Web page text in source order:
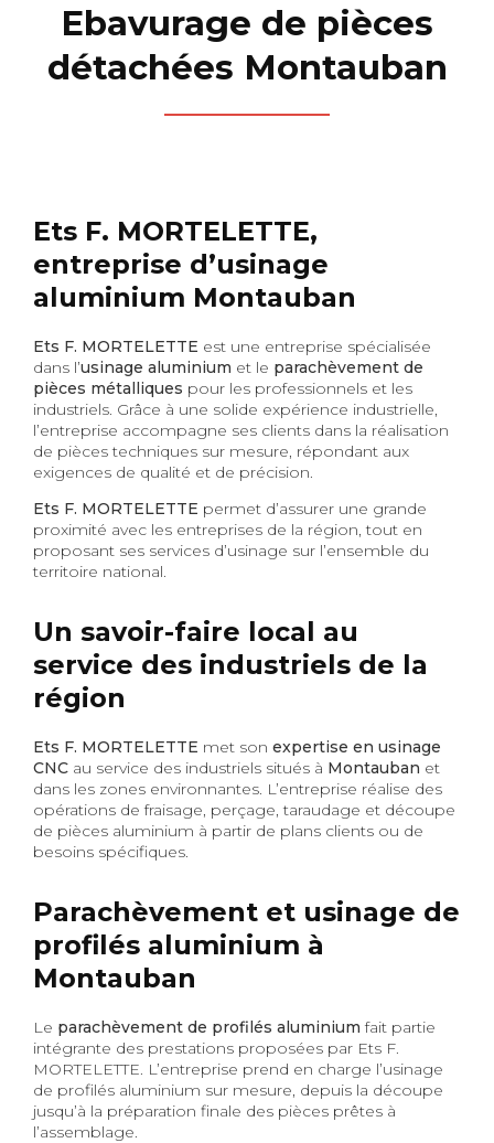
Ebavurage de pièces
détachées Montauban
Ets F. MORTELETTE,
entreprise d’usinage
aluminium Montauban
Ets F. MORTELETTE est une entreprise spécialisée
dans l’usinage aluminium et le parachèvement de
pièces métalliques pour les professionnels et les
industriels. Grâce à une solide expérience industrielle,
l’entreprise accompagne ses clients dans la réalisation
de pièces techniques sur mesure, répondant aux
exigences de qualité et de précision.
Ets F. MORTELETTE permet d’assurer une grande
proximité avec les entreprises de la région, tout en
proposant ses services d’usinage sur l’ensemble du
territoire national.
Un savoir-faire local au
service des industriels de la
région
Ets F. MORTELETTE met son expertise en usinage
CNC au service des industriels situés à Montauban et
dans les zones environnantes. L’entreprise réalise des
opérations de fraisage, perçage, taraudage et découpe
de pièces aluminium à partir de plans clients ou de
besoins spécifiques.
Parachèvement et usinage de
profilés aluminium à
Montauban
Le parachèvement de profilés aluminium fait partie
intégrante des prestations proposées par Ets F.
MORTELETTE. L’entreprise prend en charge l’usinage
de profilés aluminium sur mesure, depuis la découpe
jusqu’à la préparation finale des pièces prêtes à
l’assemblage.